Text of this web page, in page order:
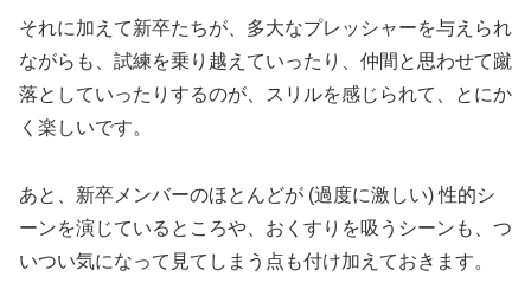
それに加えて新卒たちが、多大なプレッシャーを与えられ
ながらも、試練を乗り越えていったり、仲間と思わせて蹴
落としていったりするのが、スリルを感じられて、とにか
く楽しいです。
あと、新卒メンバーのほとんどが (過度に激しい) 性的シ
ーンを演じているところや、おくすりを吸うシーンも、つ
いつい気になって見てしまう点も付け加えておきます。